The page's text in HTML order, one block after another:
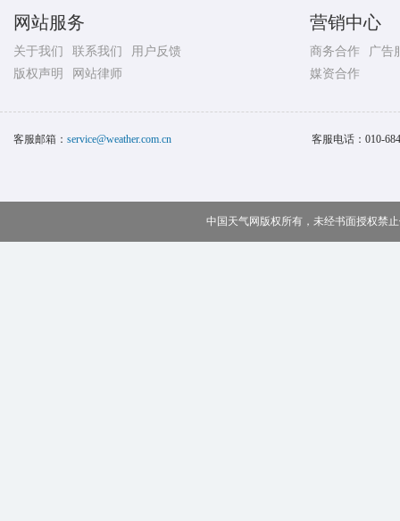
网站服务
关于我们 联系我们
用户反馈
版权声明
网站律师
营销中心
商务合作
广告
媒资合作
客服邮箱： service@weather.com.cn 客服电话： 010-
中国天气网版权所有，未经书面授权